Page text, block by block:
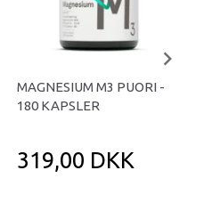
MAGNESIUM M3 PUORI -
180 KAPSLER
319,00 DKK